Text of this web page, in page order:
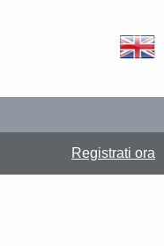
Registrati ora